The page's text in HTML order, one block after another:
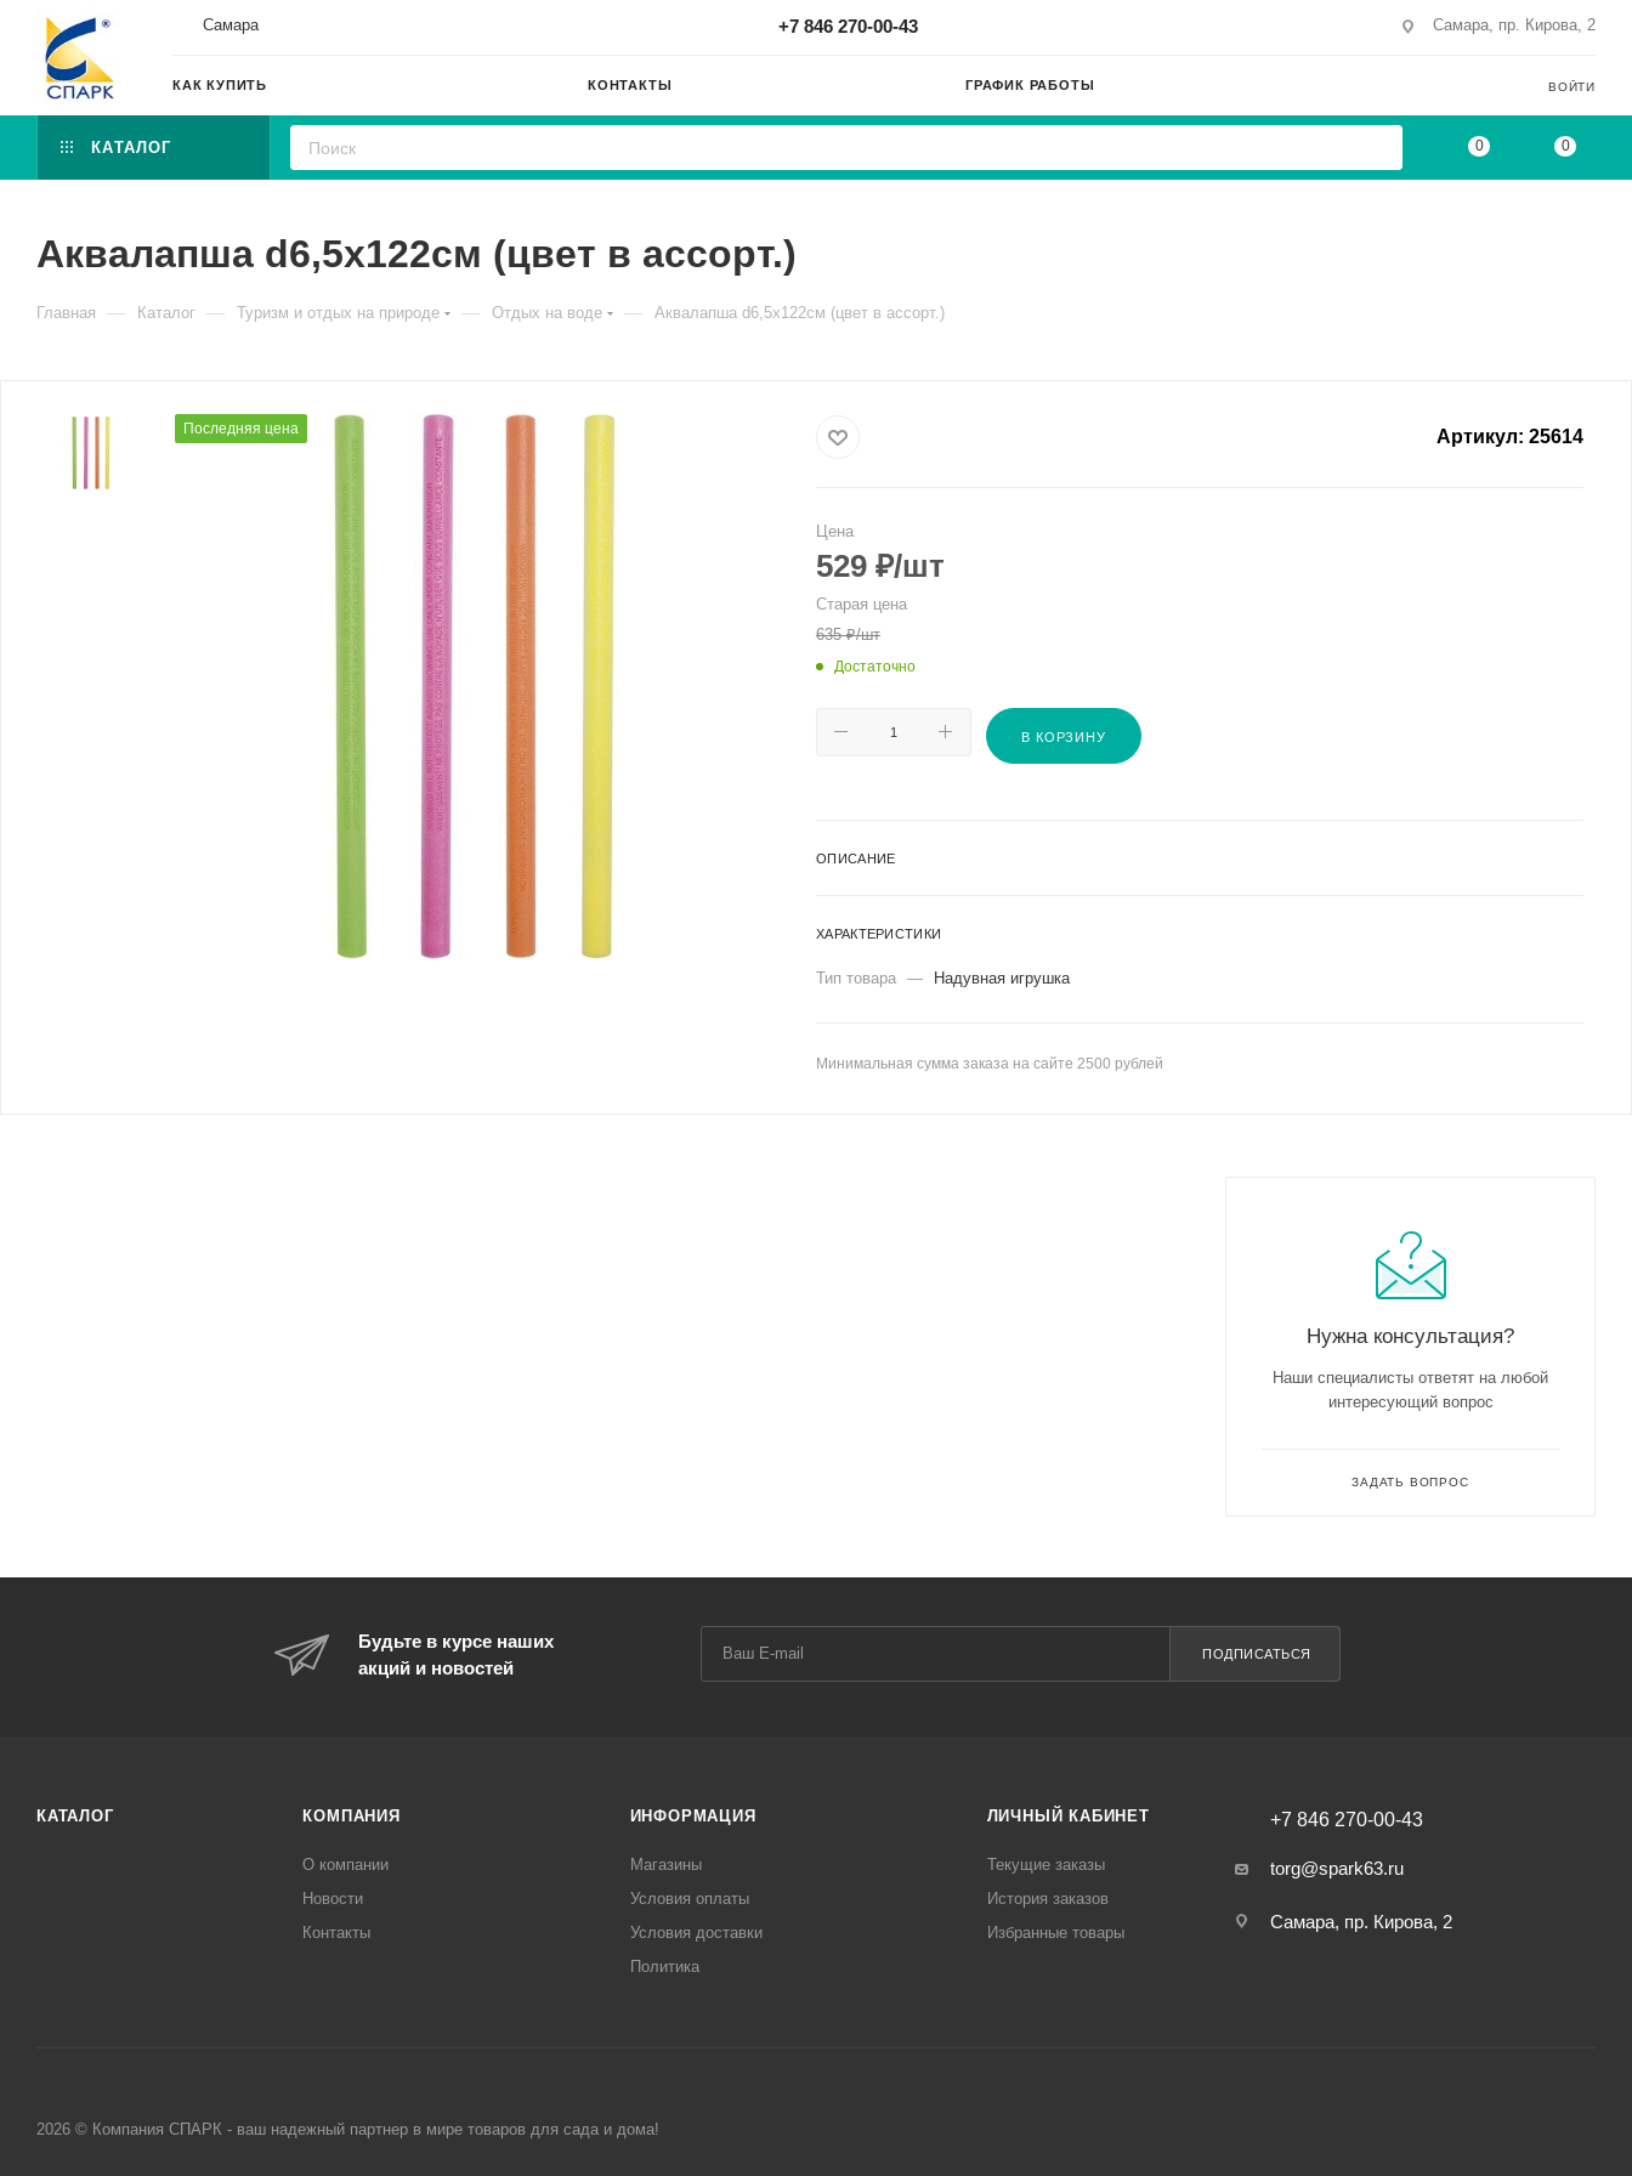
Самара +7 846 270-00-43 Самара, пр. Кирова, 2
КАК КУПИТЬ КОНТАКТЫ ГРАФИК РАБОТЫ ВОЙТИ
КАТАЛОГ 0 0
Аквалапша d6,5х122см (цвет в ассорт.)
Главная — Каталог — Туризм и отдых на природе — Отдых на воде — Аквалапша d6,5х122см (цвет в ассорт.)
Последняя цена Артикул: 25614
Цена
529 ₽/шт
Старая цена
635₽/шт
Достаточно
В КОРЗИНУ
ОПИСАНИЕ
ХАРАКТЕРИСТИКИ
Тип товара — Надувная игрушка
Минимальная сумма заказа на сайте 2500 рублей
Нужна консультация?
Наши специалисты ответят на любой
интересующий вопрос
ЗАДАТЬ ВОПРОС
Будьте в курсе наших
акций и новостей
ПОДПИСАТЬСЯ
КАТАЛОГ КОМПАНИЯ
О компании
Новости
Контакты
ИНФОРМАЦИЯ
Магазины
Условия оплаты
Условия доставки
Политика
ЛИЧНЫЙ КАБИНЕТ
Текущие заказы
История заказов
Избранные товары
+7 846 270-00-43
torg@spark63.ru
Самара, пр. Кирова, 2
2026 © Компания СПАРК - ваш надежный партнер в мире товаров для сада и дома!